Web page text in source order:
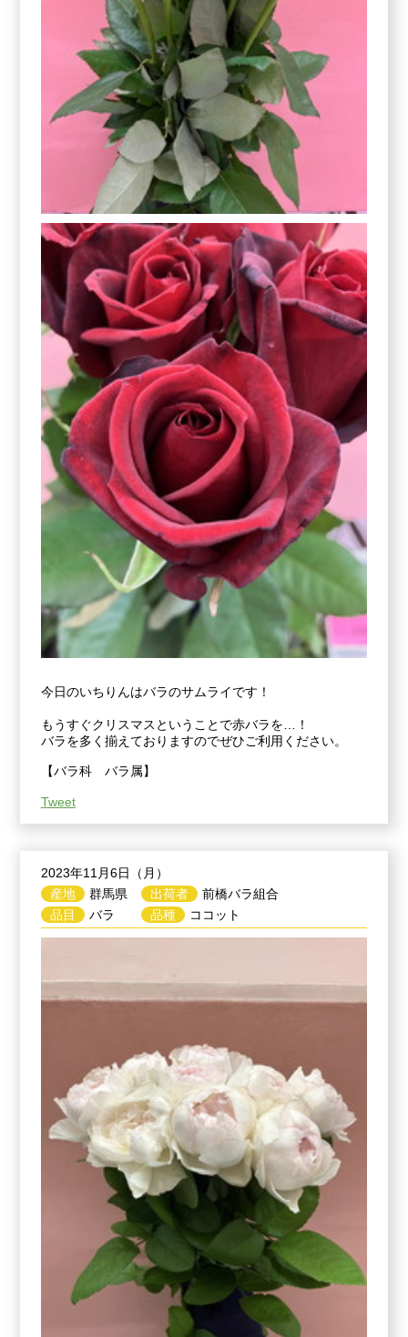
今日のいちりんはバラのサムライです！
もうすぐクリスマスということで赤バラを…！
バラを多く揃えておりますのでぜひご利用ください。
【バラ科 バラ属】
Tweet
2023年11月6日（月）
産地
群馬県
品目
バラ
出荷者
前橋バラ組合
品種
ココット